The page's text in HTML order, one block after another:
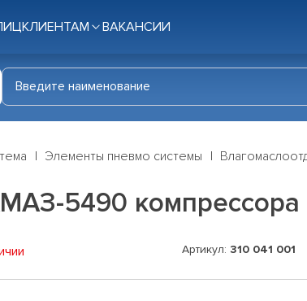
КЛИЕНТАМ ВАКАНСИИ
Элементы пневмо системы
5490 компрессора
Артикул: 310 041 001